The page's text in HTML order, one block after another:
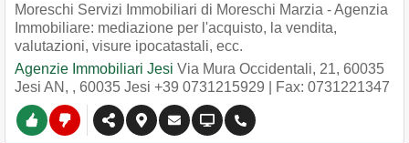
Moreschi Servizi Immobiliari di Moreschi Marzia - Agenzia
Immobiliare: mediazione per l'acquisto, la vendita,
valutazioni, visure ipocatastali, ecc.
Agenzie Immobiliari Jesi Via Mura Occidentali, 21, 60035
Jesi AN, , 60035 Jesi +39 0731215929 | Fax: 0731221347